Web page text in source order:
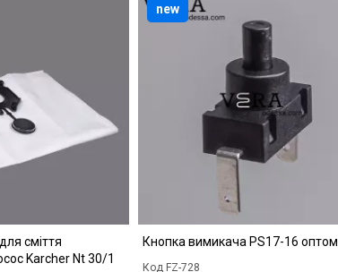
сміття
Karcher Nt 30/1
Кнопка вимикача PS17-16 оптом
Код FZ-728
new